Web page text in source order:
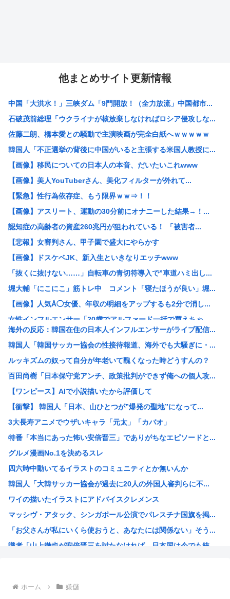
他まとめサイト更新情報
中国「大洪水！」三峡ダム「9門開放！（全力放流」中国都市...
石破茂前総理「ウクライナが核放棄しなければロシア侵攻しな...
佐藤二朗、橋本愛との騒動で主演映画が完全白紙へｗｗｗｗｗ
韓国人「不正選挙の背後に中国がいると主張する米国人教授に...
【画像】移民についての日本人の本音、だいたいこれwww
【画像】美人YouTuberさん、美化フィルターが外れて...
【緊急】性行為依存症、もう限界ｗｗ⇒！！
【画像】アスリート、運動の30分前にオナニーした結果→！...
認知症の高齢者の資産260兆円が狙われている！ 「被害者...
【悲報】女審判さん、甲子園で盛大にやらかす
【画像】ドスケベJK、新入生といきなりエッチwww
「抜くに抜けない……」自転車の青切符導入で”車道ハミ出し...
堀大輔「にこにこ」筋トレ中 コメント「寝たほうが良い」堀...
【画像】人気Å◯女優、年収の明細をアップするも2分で消し...
女性インフルエンサー「20歳でアルファード一括で買えちゃ...
瀬戸環奈がスタイルよすぎて一般男性が隣に並ぶとチンチクリ...
【画像】つるの剛士「キムタクを模写した」ﾊﾟｼｬｯwww
【衝撃】ケニアのスイカ、あまりにも薄過ぎるwww
【黒豆】なんだよこの漫画ｗｗｗ【注意】
レッサーパンダさん かわいい
【衝撃】日本人の飼い犬さん、アメリカの上院議員に似すぎた...
【画像】ワイが今まで信じてきた常識www
【悲報】愛知県民、夏恒例の儀式で2人死亡www
【謎】高市早苗の「高市」と「早苗」の出処が不明だと戦慄が...
【悲報】ガールズバンドのボーカル、客席ダイブでお胸を揉ま...
【画像】美人JD「すき家のローストビーフ丼1人で食べてき...
【悲報】デカイファミチキだと思って買ったら小さかったから...
【悲報】とんでもないヤバい台風さん、お盆を直撃www
【韓国株】 7月のKOSPI 28.9％下落…通貨危機を...
海外の反応：韓国在住の日本人インフルエンサーがライブ配信...
韓国人「韓国サッカー協会の性接待報道、海外でも大騒ぎに・...
ルッキズムの奴って自分が年老いて醜くなった時どうすんの？
百田尚樹「日本保守党アンチ、政策批判ができず俺への個人攻...
【ワンピース】AIで小説描いたから評価して
【衝撃】 韓国人「日本、山ひとつが”爆発の聖地”になって...
3大長寿アニメでウザいキャラ「元太」「カバオ」
特番「本当にあった怖い安倍晋三」でありがちなエピソードと...
グルメ漫画No.1を決めるスレ
四六時中動いてるイラストのコミュニティとか無いんか
韓国人「大韓サッカー協会が過去に20人の外国人審判らに不...
ワイの描いたイラストにアドバイスクレメンス
マッシヴ・アタック、シンガポール公演でパレスチナ国旗を掲...
「お父さんが私にいくら使おうと、あなたには関係ない」そう...
識者「山上徹也が安倍晋三を討たなければ、日本国は今でも統...
プーチン「あえて申し上げます。助けてください。」
ホーム 嫌儲